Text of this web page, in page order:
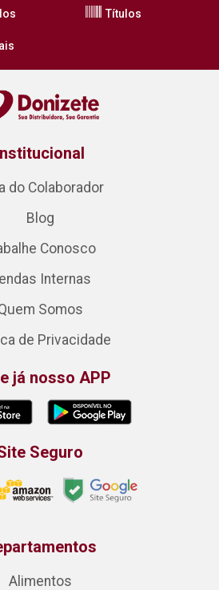
Títulos
do Colaborador
Blog
Conosco
Internas
Somos
de Privacidade
já nosso APP
Seguro
Alimentos